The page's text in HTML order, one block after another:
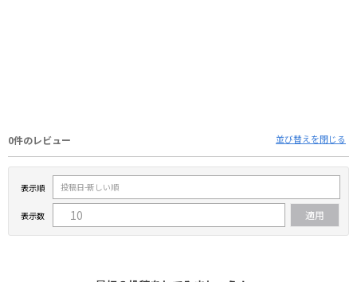
0件のレビュー 並び替えを閉じる
表示順
表示数